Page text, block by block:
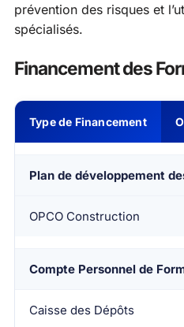
prévention des risques et
spécialisés.
Financement des
Type de Financement
Plan de développement
OPCO Construction
Compte Personnel de
Caisse des Dépôts